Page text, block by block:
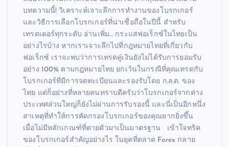
บทความนี้! วิเคราะห์เจาะลึกการทำงานของโบรกเกอร์
และวิธีการเลือกโบรกเกอร์ที่น่าเชื่อถือในปีนี้ สำหรับ
เทรดเดอร์ทุกระดับ อ่านเพิ่ม… กระแสฟอเร็กซ์ในไทยเป็น
อย่างไรบ้าง หากเราเจาะลึกไปที่กฎหมายไทยที่เกี่ยวกับ
ฟอเร็กซ์ เราจะพบว่าการเทรดคู่เงินยังไม่ได้รับการยอมรับ
อย่าง 100% ตามกฎหมายไทย ยกเว้นในกรณีที่คุณเทรดกับ
โบรกเกอร์ที่มีการจดทะเบียนและรองรับโดย ก.ล.ต. ของ
ไทย แต่ก็อย่างที่หลายคนทราบดีครับว่าโบรกเกอร์จากต่าง
ประเทศส่วนใหญ่ก็ยังไม่ผ่านการรับรองนี้ และนี่เป็นอีกหนึ่ง
สาเหตุที่ทำให้การคัดกรองโบรกเกอร์ของคุณยากยิ่งขึ้น
เมื่อไม่มีหลักเกณฑ์ที่ตายตัวมาเป็นมาตรฐาน เข้าใจทริค
ของโบรกเกอร์สำคัญอย่างไร ในยุคที่ตลาด Forex กลาย